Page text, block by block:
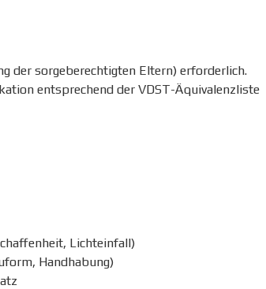
der sorgeberechtigten Eltern) erforderlich.
entsprechend der VDST-Äquivalenzliste
Lichteinfall)
Handhabung)